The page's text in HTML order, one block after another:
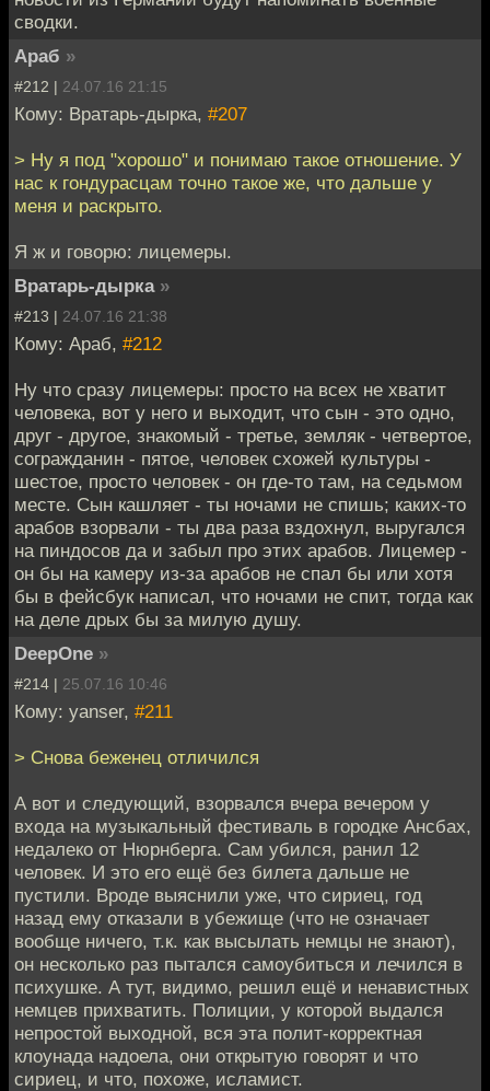
сводки.
Араб »
#212 | 24.07.16 21:15
Кому: Вратарь-дырка, #207
> Ну я под "хорошо" и понимаю такое отношение. У
нас к гондурасцам точно такое же, что дальше у
меня и раскрыто.
Я ж и говорю: лицемеры.
Вратарь-дырка »
#213 | 24.07.16 21:38
Кому: Араб, #212
Ну что сразу лицемеры: просто на всех не хватит
человека, вот у него и выходит, что сын - это одно,
друг - другое, знакомый - третье, земляк - четвертое,
согражданин - пятое, человек схожей культуры -
шестое, просто человек - он где-то там, на седьмом
месте. Сын кашляет - ты ночами не спишь; каких-то
арабов взорвали - ты два раза вздохнул, выругался
на пиндосов да и забыл про этих арабов. Лицемер -
он бы на камеру из-за арабов не спал бы или хотя
бы в фейсбук написал, что ночами не спит, тогда как
на деле дрых бы за милую душу.
DeepOne »
#214 | 25.07.16 10:46
Кому: yanser, #211
> Снова беженец отличился
А вот и следующий, взорвался вчера вечером у
входа на музыкальный фестиваль в городке Ансбах,
недалеко от Нюрнберга. Сам убился, ранил 12
человек. И это его ещё без билета дальше не
пустили. Вроде выяснили уже, что сириец, год
назад ему отказали в убежище (что не означает
вообще ничего, т.к. как высылать немцы не знают),
он несколько раз пытался самоубиться и лечился в
психушке. А тут, видимо, решил ещё и ненавистных
немцев прихватить. Полиции, у которой выдался
непростой выходной, вся эта полит-корректная
клоунада надоела, они открытую говорят и что
сириец, и что, похоже, исламист.